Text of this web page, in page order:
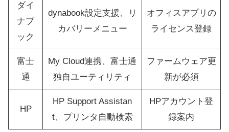
ダイ
ナブ
ック
dynabook設定支援、リ
カバリーメニュー
オフィスアプリの
ライセンス登録
富士
通
My Cloud連携、富士通
独自ユーティリティ
ファームウェア更
新が必須
HP
HP Support Assistan
t、プリンタ自動検索
HPアカウント登
録案内